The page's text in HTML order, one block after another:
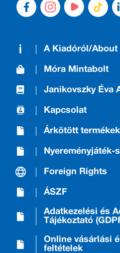
A Kiadóról/About
Móra Mintabolt
Janikovszky Éva
Kapcsolat
Árkötött termékek
Nyereményjáték-
Foreign Rights
ÁSZF
Adatkezelési és
Tájékoztató
Online vásárlási
feltételek